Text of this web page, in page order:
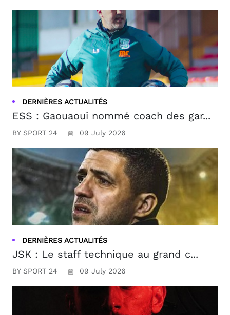
DERNIÈRES ACTUALITÉS
ESS : Gaouaoui nommé coach des gar...
BY SPORT 24 09 July 2026
DERNIÈRES ACTUALITÉS
JSK : Le staff technique au grand c...
BY SPORT 24 09 July 2026